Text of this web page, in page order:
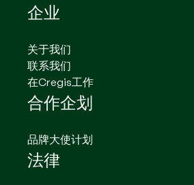
企业
关于我们
联系我们
在Cregis工作
合作企划
品牌大使计划
法律